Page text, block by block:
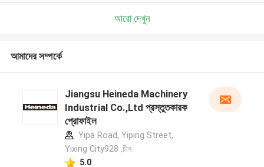
আরো দেখুন
আমাদের সম্পর্কে
Jiangsu Heineda Machinery
Industrial Co.,Ltd প্রস্তুতকারক
প্রোফাইল
Yipa Road, Yiping Street,
Yixing City928 ,চীন
5.0